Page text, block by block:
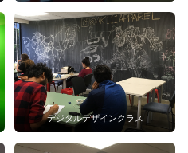
デジタルデザインクラス